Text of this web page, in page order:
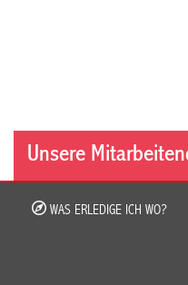
Unsere
WAS ERLEDIGE ICH WO?